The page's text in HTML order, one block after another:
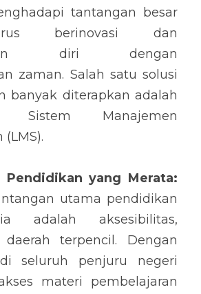
tantangan besar
berinovasi dan
diri dengan
zaman. Salah satu solusi
banyak diterapkan adalah
Sistem Manajemen
utama pendidikan
adalah aksesibilitas,
terpencil. Dengan
seluruh penjuru negeri
materi pembelajaran